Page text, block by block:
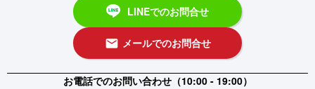
LINEでのお問合せ
email メールでのお問合せ
お電話でのお問い合わせ（10:00 - 19:00）